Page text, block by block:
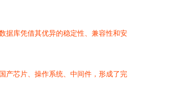
据库凭借其优异的稳定性、兼容性和安
产芯片、操作系统、中间件，形成了完